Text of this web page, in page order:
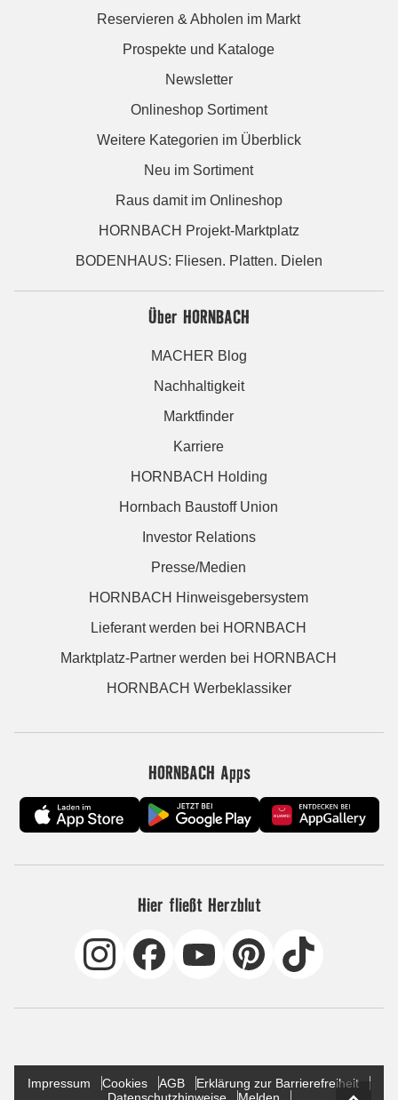
Reservieren & Abholen im Markt
Prospekte und Kataloge
Newsletter
Onlineshop Sortiment
Weitere Kategorien im Überblick
Neu im Sortiment
Raus damit im Onlineshop
HORNBACH Projekt-Marktplatz
BODENHAUS: Fliesen. Platten. Dielen
Über HORNBACH
MACHER Blog
Nachhaltigkeit
Marktfinder
Karriere
HORNBACH Holding
Hornbach Baustoff Union
Investor Relations
Presse/Medien
HORNBACH Hinweisgebersystem
Lieferant werden bei HORNBACH
Marktplatz-Partner werden bei HORNBACH
HORNBACH Werbeklassiker
HORNBACH Apps
Hier fließt Herzblut
Impressum Cookies AGB
Erklärung zur Barrierefreiheit